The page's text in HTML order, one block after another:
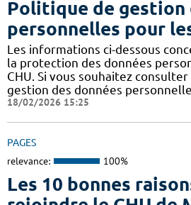
Politique de gestion
personnelles pour
Les informations ci-dessous
la protection des données
CHU. Si vous souhaitez
gestion des données
18/02/2026 15:25
PAGES
relevance: 100%
Les 10 bonnes